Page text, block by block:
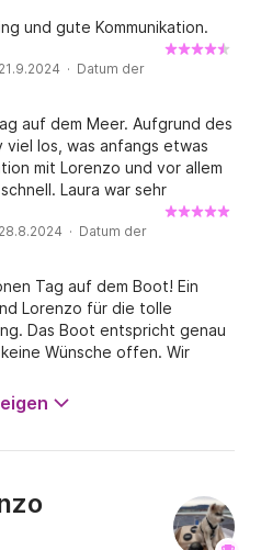
und gute Kommunikation.
· Datum der
auf dem Meer. Aufgrund des
los, was anfangs etwas
mit Lorenzo und vor allem
Laura war sehr
eingewiesen. Den Tank
selber auffüllen. Hier hätten
von den Besitzern
als Laien nicht damit
dadurch ganz schön Zeit
· Datum der
Tag auf dem Boot! Ein
Lorenzo für die tolle
Das Boot entspricht genau
Wünsche offen. Wir
erreichen. Lediglich die
sollte man nicht